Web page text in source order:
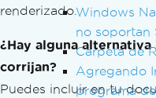
Windows
no soportan
Carpeta de
Agregando
programa
renderizado.
¿Hay alguna
corrijan?
Puedes incluir en tu